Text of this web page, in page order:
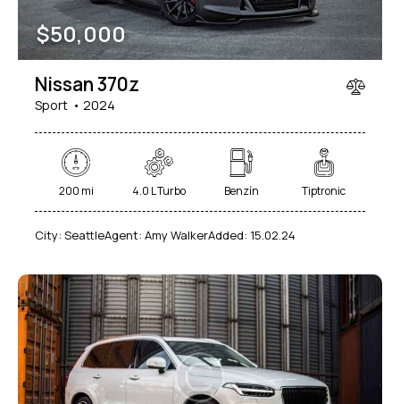
$50,000
Nissan 370z
Sport 2024
200 mi 4.0 L Turbo Benzín Tiptronic
City: SeattleAgent: Amy WalkerAdded: 15.02.24